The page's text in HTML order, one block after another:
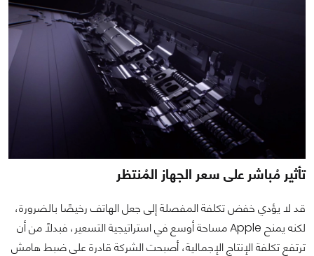
تأثير مُباشر على سعر الجهاز المُنتظر
قد لا يؤدي خفض تكلفة المفصلة إلى جعل الهاتف رخيصًا بالضرورة،
لكنه يمنح Apple مساحة أوسع في استراتيجية التسعير، فبدلاً من أن
ترتفع تكلفة الإنتاج الإجمالية، أصبحت الشركة قادرة على ضبط هامش